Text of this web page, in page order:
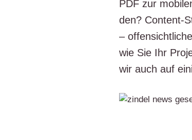
PDF zur
den? Con­tent-
–
wie Sie Ihr
wir auch auf